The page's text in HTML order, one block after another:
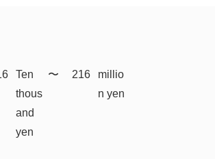
Ten
thous
and
yen
​〜 216
millio
n yen